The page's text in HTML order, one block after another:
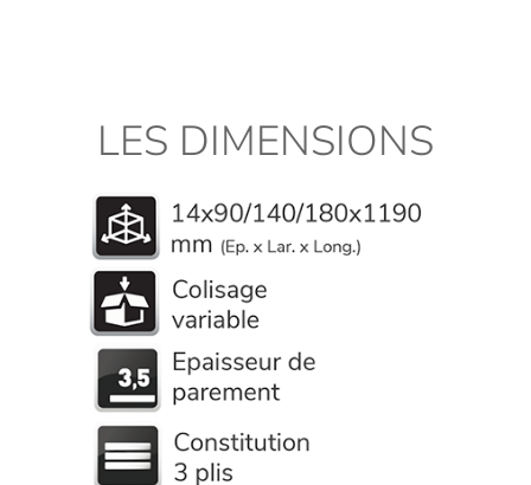
LES DIMENSIONS